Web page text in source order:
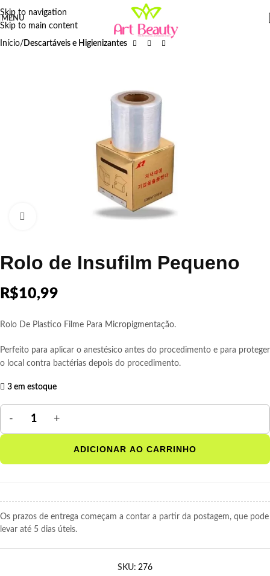
Skip to navigation
Skip to main content
MENU
Início Descartáveis e Higienizantes
Rolo de Insufilm Pequeno
R$10,99
Rolo De Plastico Filme Para Micropigmentação.
Perfeito para aplicar o anestésico antes do procedimento e para proteger
o local contra bactérias depois do procedimento.
3 em estoque
ADICIONAR AO CARRINHO
Os prazos de entrega começam a contar a partir da postagem, que pode
levar até 5 dias úteis.
SKU: 276